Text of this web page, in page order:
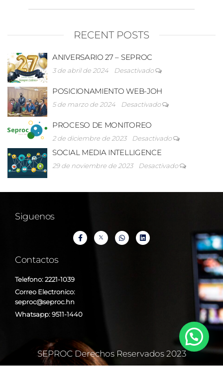
RECENT POSTS
ANIVERSARIO 27 – SEPROC
3 de abril de 2024 Desactivado
POSICIONAMIENTO WEB-JOH
5 de marzo de 2024 Desactivado
PROCESO DE MONITOREO
2 de diciembre de 2023 Desactivado
SOCIAL MEDIA INTELLIGENCE
29 de noviembre de 2023 Desactivado
Siguenos
Contactos
Telefono: 2221-1039
Correo Electronico:
seproc@seproc.hn
Whatsapp: 9511-1440
SEPROC Derechos Reservados 2023